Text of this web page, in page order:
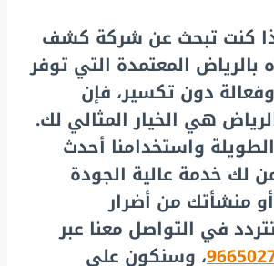
كنت تبحث عن شركة كشف
بالرياض المعتمدة التي توفر
دون تكسير، فإن
هي الخيار المثالي لك.
واستخدامنا أحدث
لك خدمة عالية الجودة
منشأتك من أضرار
في التواصل معنا عبر
، وسنكون على